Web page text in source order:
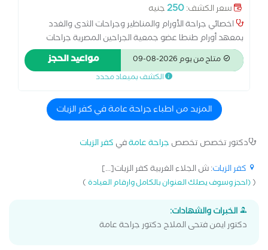
سعر الكشف:250جنيه
اخصائي جراحة الأورام والمناظير وجراحات الثدى والغدد
بمعهد أورام طنطا عضو جمعية الجراحين المصرية جراحات
تجميل الثدى وإعادة بناء الثدى استئصال أورام الجهاز الهضمى
وأورام الرحم والمبايض بالمنظار استئصال الزائدة والمرارة
متاح من يوم 2026-08-09 مواعيد الحجز
الكشف بميعاد محدد
المزيد من اطباء جراحة عامة في كفر الزيات
دكتور تخصص تخصص جراحة عامةفي كفر الزيات
كفر الزيات: ش الجلاء الغربية كفر الزيات[...]
((احجز وسوف يصلك العنوان بالكامل وارقام العيادة)
الخبرات والشهادات:
دكتور ايمن فتحى الملاح دكتور جراحة عامة